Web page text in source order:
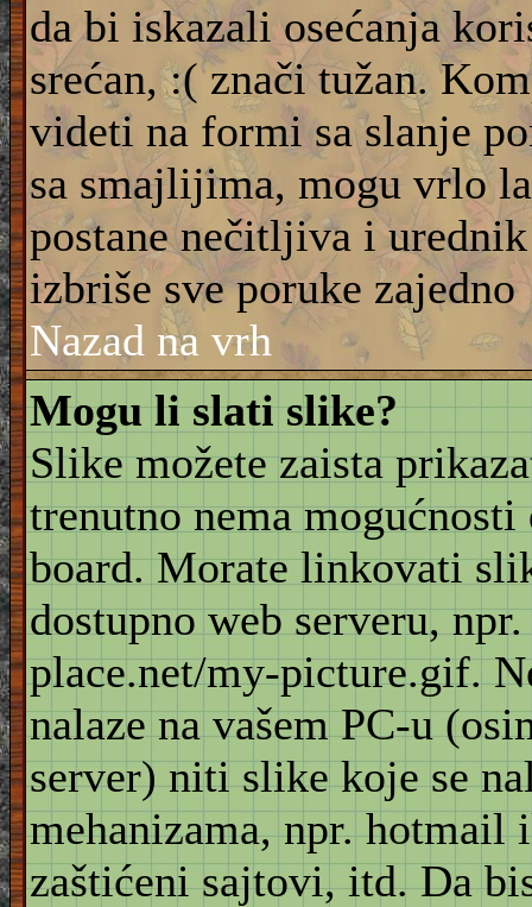
da bi iskazali osećanja
srećan, :( znači tužan.
videti na formi sa slanje
sa smajlijima, mogu vrlo
postane nečitljiva i
izbriše sve poruke zajedno
Nazad na vrh
Mogu li slati slike?
Slike možete zaista
trenutno nema
board. Morate linkovati
dostupno web serveru,
place.net/my-picture.gif.
nalaze na vašem PC-u
server) niti slike koje se
mehanizama, npr.
zaštićeni sajtovi, itd. Da